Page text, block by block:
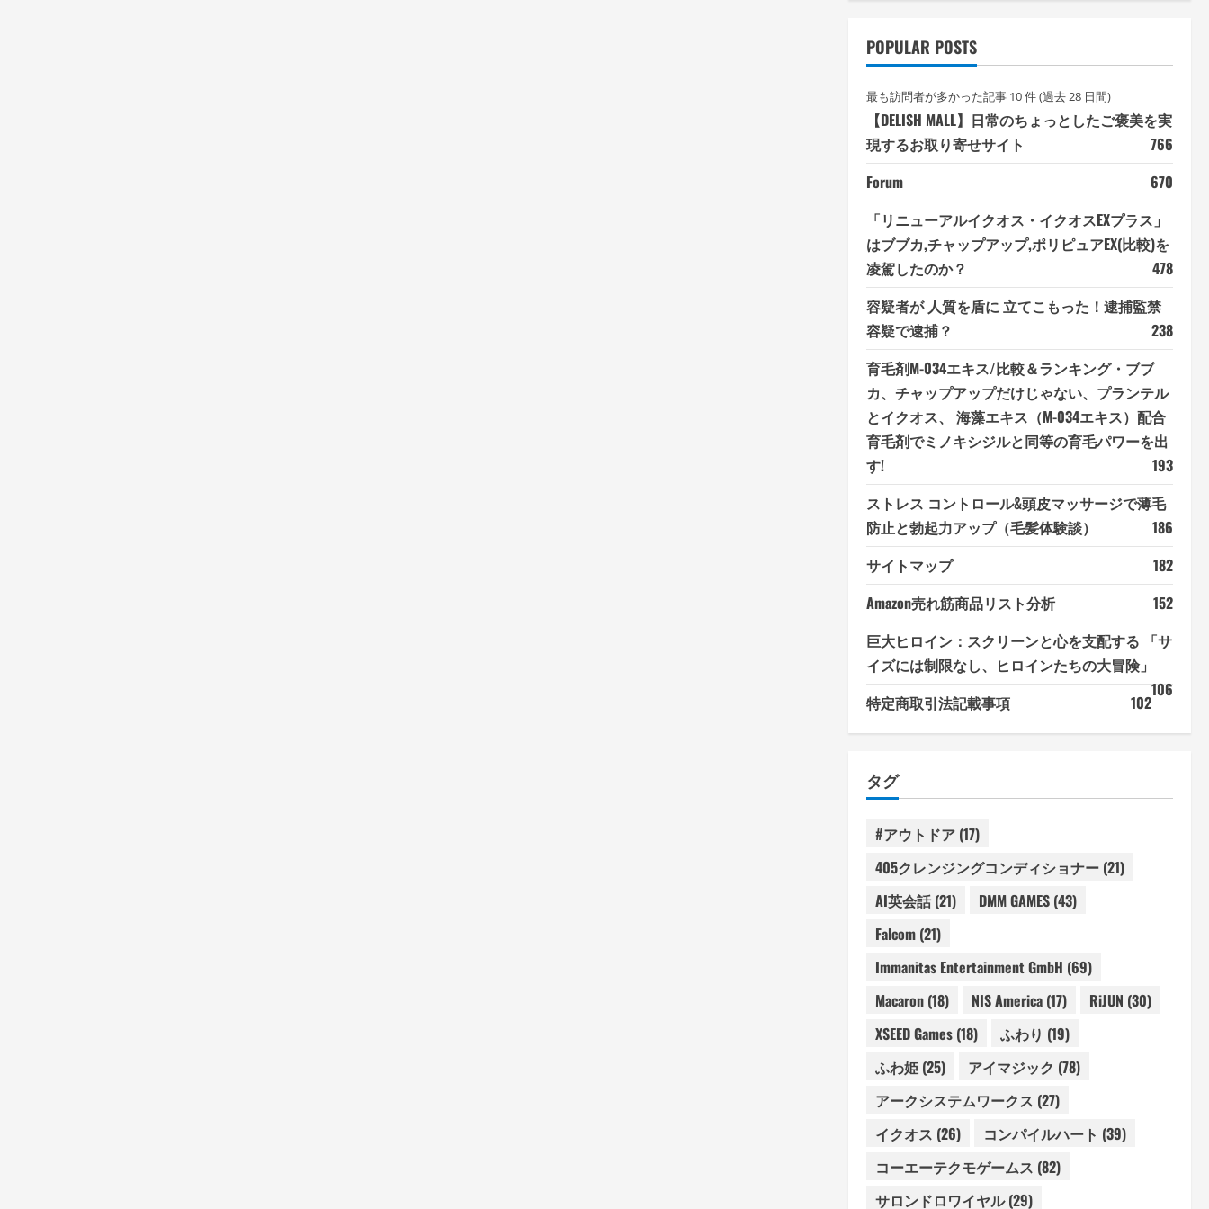
POPULAR POSTS
最も訪問者が多かった記事 10 件 (過去 28 日間)
【DELISH MALL】日常のちょっとしたご褒美を実
現するお取り寄せサイト
766
Forum
670
「リニューアルイクオス・イクオスEXプラス」
はブブカ,チャップアップ,ポリピュアEX(比較)を
凌駕したのか？
478
容疑者が 人質を盾に 立てこもった！逮捕監禁
容疑で逮捕？
238
育毛剤M-034エキス/比較＆ランキング・ブブ
カ、チャップアップだけじゃない、プランテル
とイクオス、 海藻エキス（M-034エキス）配合
育毛剤でミノキシジルと同等の育毛パワーを出
す!
193
ストレス コントロール&頭皮マッサージで薄毛
防止と勃起力アップ（毛髪体験談）
186
サイトマップ
182
Amazon売れ筋商品リスト分析
152
巨大ヒロイン：スクリーンと心を支配する 「サ
イズには制限なし、ヒロインたちの大冒険」
106
特定商取引法記載事項 102
タグ
#アウトドア(17)
405クレンジングコンディショナー(21)
AI英会話(21) DMM GAMES(43)
Falcom(21)
Immanitas Entertainment GmbH (69)
Macaron(18) NIS America(17) RiJUN (30)
XSEED Games(18) ふわり (19)
ふわ姫(25) アイマジック (78)
アークシステムワークス (27)
イクオス (26) コンパイルハート (39)
コーエーテクモゲームス (82)
サロンドロワイヤル(29)